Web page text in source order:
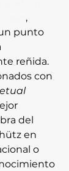
,
punto
reñida.
con
del
en
o